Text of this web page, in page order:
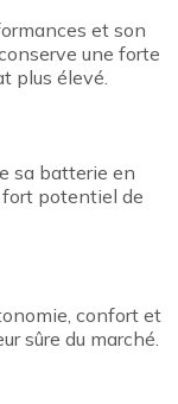
et son
une forte
plus élevé.
sa batterie en
fort potentiel de
confort et
sûre du marché.